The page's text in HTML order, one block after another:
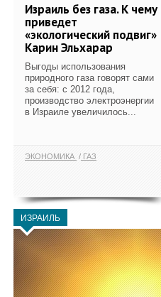
Израиль без газа. К чему
приведет
«экологический подвиг»
Карин Эльхарар
Выгоды использования
природного газа говорят сами
за себя: с 2012 года,
производство электроэнергии
в Израиле увеличилось...
ЭКОНОМИКА ГАЗ
ИЗРАИЛЬ